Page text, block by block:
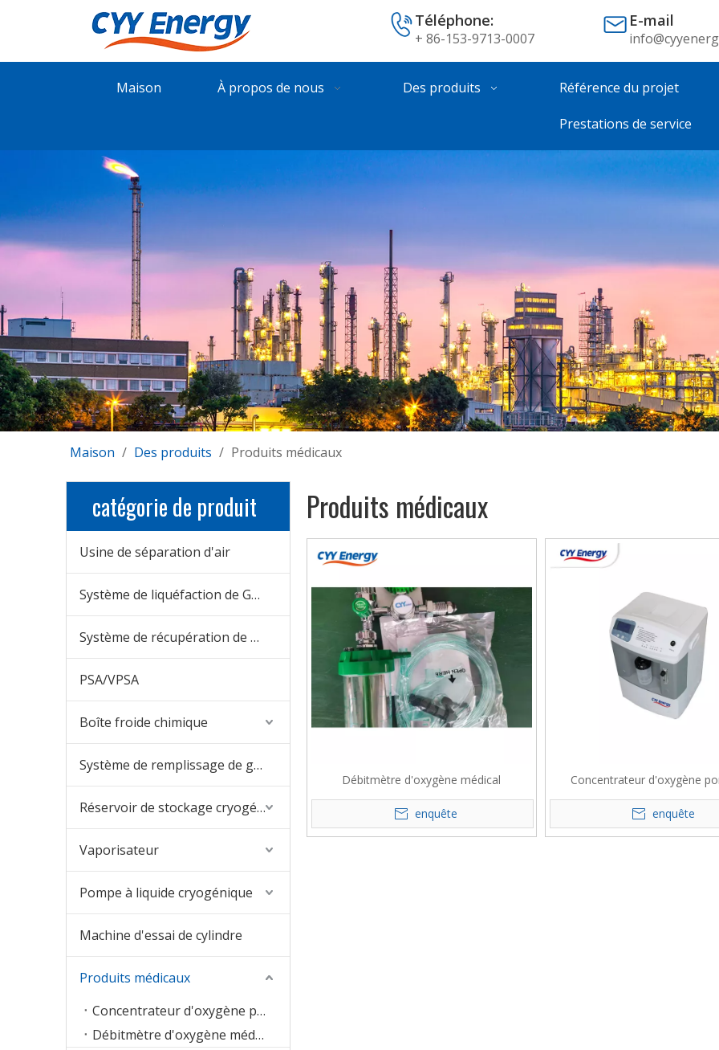
Téléphone:
+ 86-153-9713-0007
E-mail
Maison À propos de nous Des produits Référence du projet
Prestations de service
Maison / Des produits / Produits médicaux
catégorie de produit
Usine de séparation d'air
Système de liquéfaction de GNL
Système de récupération de CO2
PSA/VPSA
Boîte froide chimique
Système de remplissage de gaz
Réservoir de stockage cryogénique
Vaporisateur
Pompe à liquide cryogénique
Machine d'essai de cylindre
Produits médicaux
Concentrateur d'oxygène portable
Débitmètre d'oxygène médical
Produits médicaux
Débitmètre d'oxygène médical
enquête
Concentrateur d'oxygène
enquête